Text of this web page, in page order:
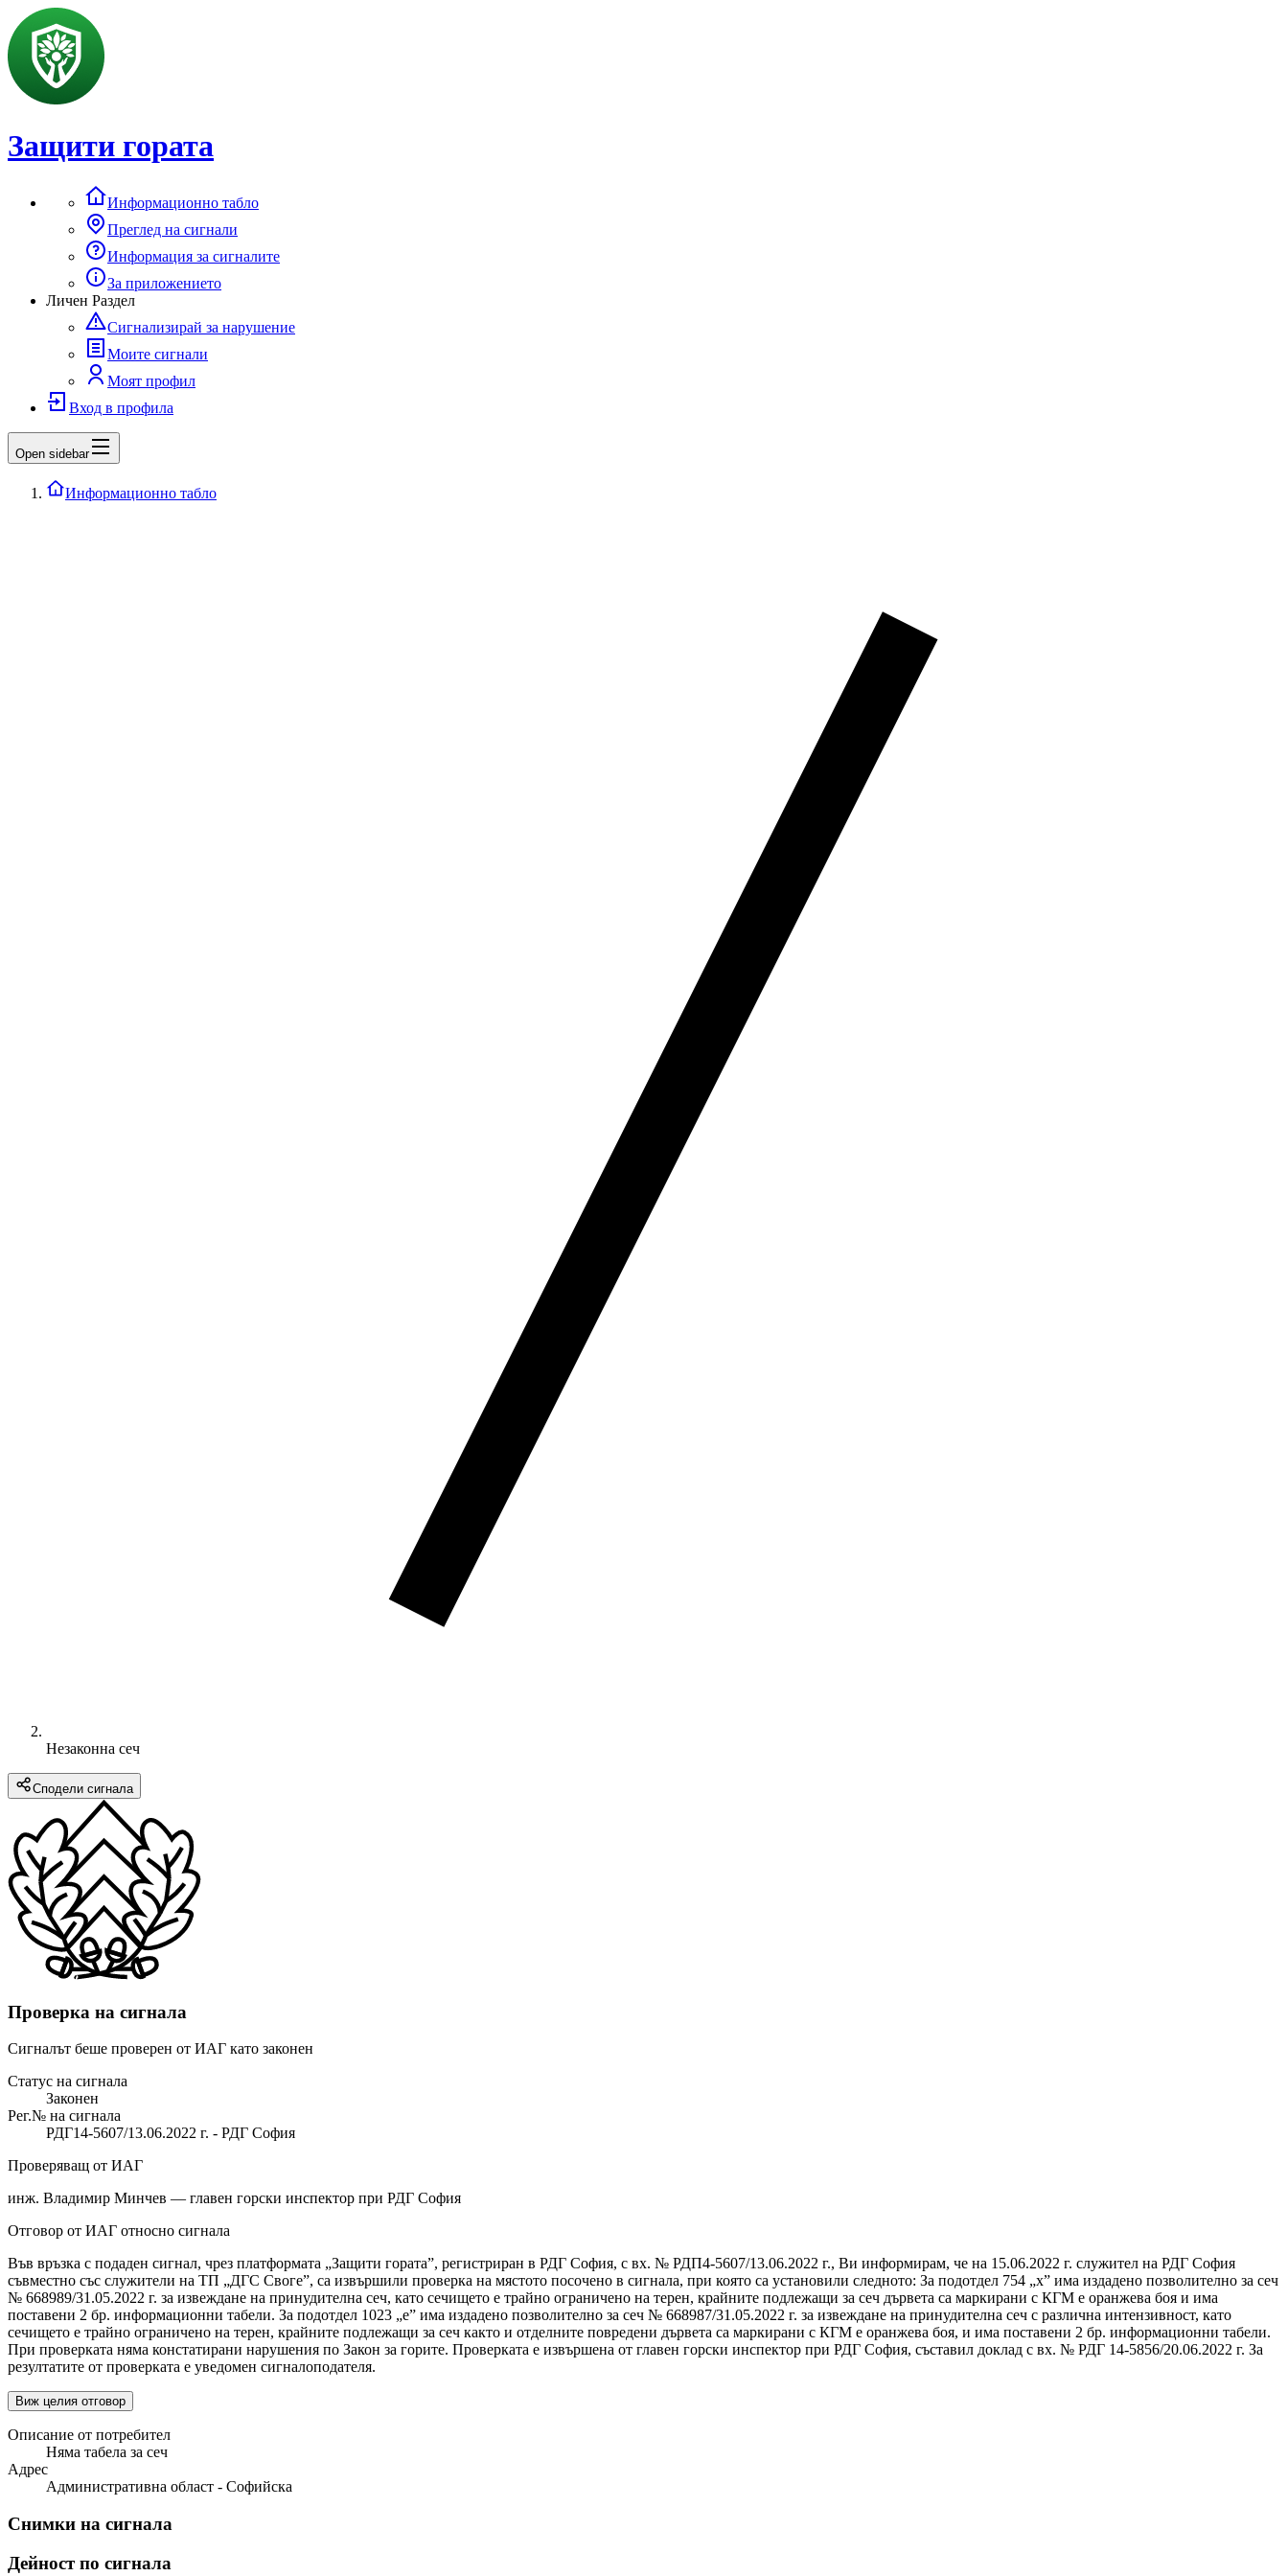
Защити гората
Информационно табло
Преглед на сигнали
Информация за сигналите
За приложението
Личен Раздел
Сигнализирай за нарушение
Моите сигнали
Моят профил
Вход в профила
Open sidebar
Информационно табло
Незаконна сеч
Сподели сигнала
Проверка на сигнала
Сигналът беше проверен от ИАГ като законен
Статус на сигнала
Законен
Рег.№ на сигнала
РДГ14-5607/13.06.2022 г. - РДГ София
Проверяващ от ИАГ
инж. Владимир Минчев — главен горски инспектор при РДГ София
Отговор от ИАГ относно сигнала
Във връзка с подаден сигнал, чрез платформата „Защити гората”, регистриран в РДГ София, с вх. № РДП4-5607/13.06.2022 г., Ви информирам, че на 15.06.2022 г. служител на РДГ София
съвместно със служители на ТП „ДГС Своге”, са извършили проверка на мястото посочено в сигнала, при която са установили следното: За подотдел 754 „х” има издадено позволително за сеч
№ 668989/31.05.2022 г. за извеждане на принудителна сеч, като сечището е трайно ограничено на терен, крайните подлежащи за сеч дървета са маркирани с КГМ е оранжева боя и има
поставени 2 бр. информационни табели. За подотдел 1023 „е” има издадено позволително за сеч № 668987/31.05.2022 г. за извеждане на принудителна сеч с различна интензивност, като
сечището е трайно ограничено на терен, крайните подлежащи за сеч както и отделните повредени дървета са маркирани с КГМ е оранжева боя, и има поставени 2 бр. информационни табели.
При проверката няма констатирани нарушения по Закон за горите. Проверката е извършена от главен горски инспектор при РДГ София, съставил доклад с вх. № РДГ 14-5856/20.06.2022 г. За
резултатите от проверката е уведомен сигналоподателя.
Виж целия отговор
Описание от потребител
Няма табела за сеч
Адрес
Административна област - Софийска
Снимки на сигнала
Дейност по сигнала